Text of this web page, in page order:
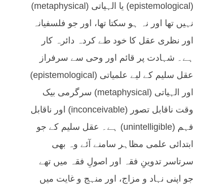
(epistemological) یا الہیاتی (metaphysical)
نہیں تھا اور نہ ہو سکتا تھا، اور جو فلسفیانہ
اور نظری عقل کا خود طے کردہ دائرہ کار
ہے۔ شہادت پر قائم اور وحی سے سرفراز
عقل سلیم کے لیے علمیاتی (epistemological)
اور الہیاتی (metaphysical) سرگرمی بیک
وقت ناقابل تصور (inconceivable) اور ناقابل
فہم (unintelligible) ہے۔ عقل سلیم کے جو
ابتدائی علمی مظاہر سامنے آئے وہ بھی
سرتاسر تدوینِ فقہ اور اصولِ فقہ میں تھے
جو اپنی نہاد و مزاج، اور منہج و غایت میں